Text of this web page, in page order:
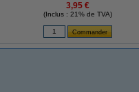
3,95 €
(Inclus : 21% de TVA)